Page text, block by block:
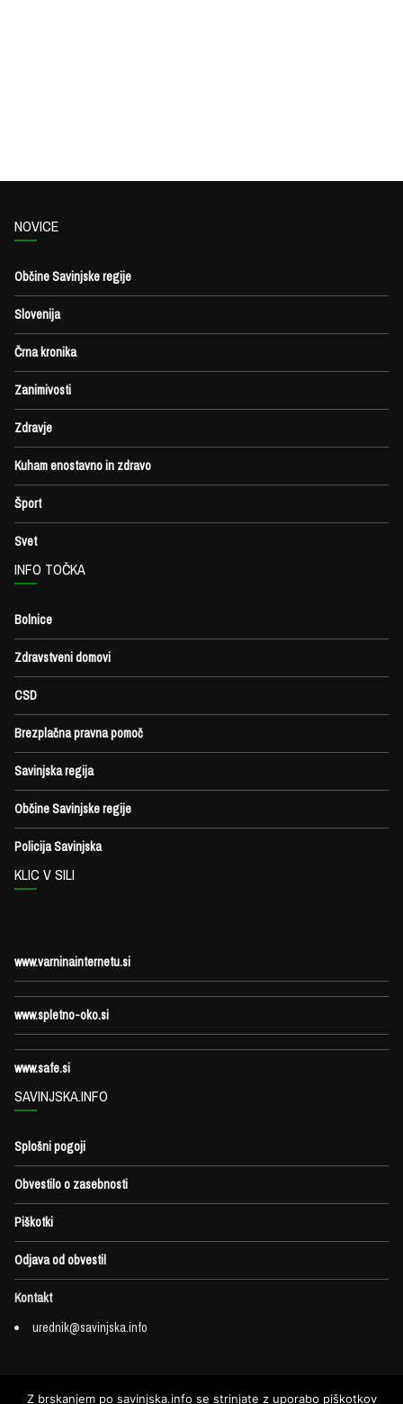
NOVICE
Občine Savinjske regije
Slovenija
Črna kronika
Zanimivosti
Zdravje
Kuham enostavno in zdravo
Šport
Svet
INFO TOČKA
Bolnice
Zdravstveni domovi
CSD
Brezplačna pravna pomoč
Savinjska regija
Občine Savinjske regije
Policija Savinjska
KLIC V SILI
www.varninainternetu.si
www.spletno-oko.si
www.safe.si
SAVINJSKA.INFO
Splošni pogoji
Obvestilo o zasebnosti
Piškotki
Odjava od obvestil
Kontakt
urednik@savinjska.info
Z brskanjem po savinjska.info se strinjate z uporabo piškotkov